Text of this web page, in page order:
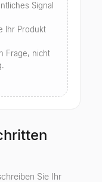
Signal
Ihr Produkt
Frage, nicht
Sie Ihr